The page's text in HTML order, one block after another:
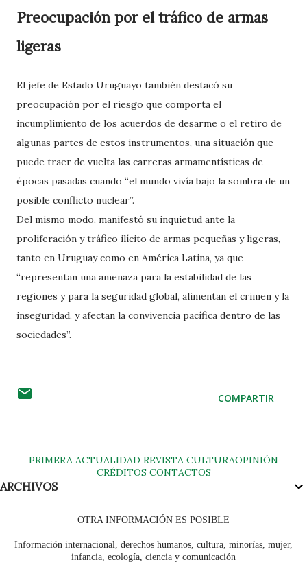
Preocupación por el tráfico de armas
ligeras
El jefe de Estado Uruguayo también destacó su
preocupación por el riesgo que comporta el
incumplimiento de los acuerdos de desarme o el retiro de
algunas partes de estos instrumentos, una situación que
puede traer de vuelta las carreras armamentísticas de
épocas pasadas cuando “el mundo vivía bajo la sombra de un
posible conflicto nuclear”.
Del mismo modo, manifestó su inquietud ante la
proliferación y tráfico ilícito de armas pequeñas y ligeras,
tanto en Uruguay como en América Latina, ya que
“representan una amenaza para la estabilidad de las
regiones y para la seguridad global, alimentan el crimen y la
inseguridad, y afectan la convivencia pacífica dentro de las
sociedades”.
COMPARTIR
PRIMERA ACTUALIDAD REVISTA CULTURAOPINIÓN
CRÉDITOSCONTACTOS
ARCHIVOS
OTRA INFORMACIÓN ES POSIBLE
Información internacional, derechos humanos, cultura, minorías, mujer,
infancia, ecología, ciencia y comunicación